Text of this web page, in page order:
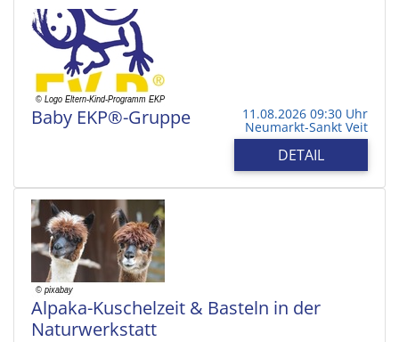
Baby EKP®-Gruppe 11.08.2026 09:30 Uhr
Neumarkt-Sankt Veit
DETAIL
Alpaka-Kuschelzeit & Basteln in der
Naturwerkstatt